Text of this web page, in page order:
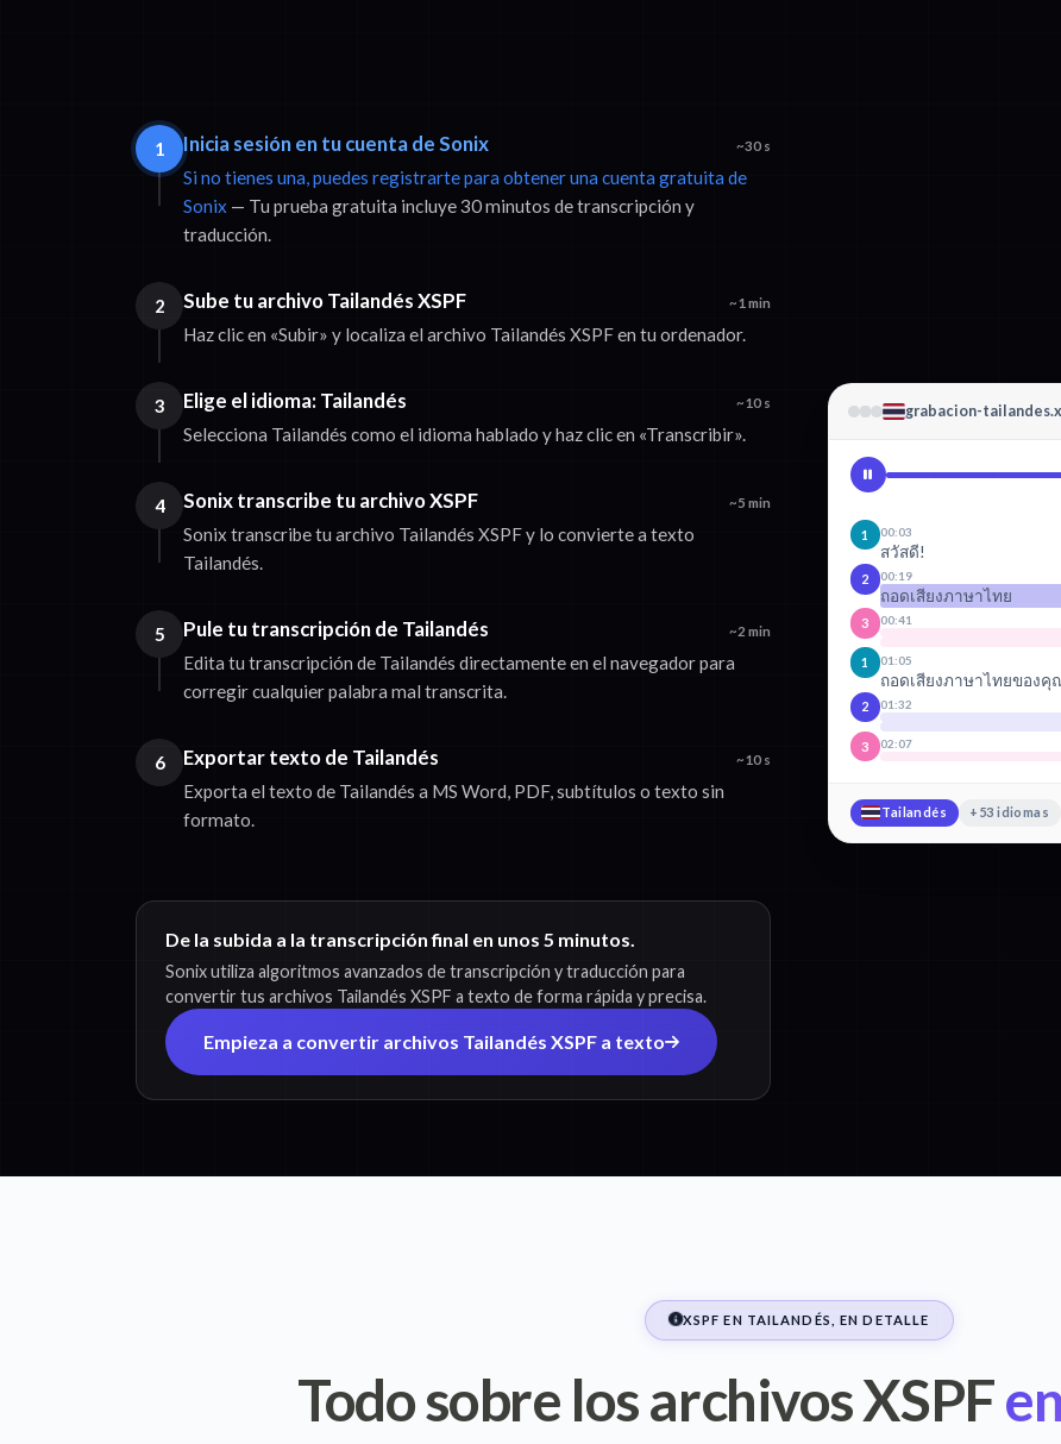
1 Inicia sesión en tu cuenta de Sonix ~30 s
Si no tienes una, puedes registrarte para obtener una cuenta gratuita de
Sonix — Tu prueba gratuita incluye 30 minutos de transcripción y
traducción.
2 Sube tu archivo Tailandés XSPF ~1 min
Haz clic en «Subir» y localiza el archivo Tailandés XSPF en tu ordenador.
3 Elige el idioma: Tailandés ~10 s
Selecciona Tailandés como el idioma hablado y haz clic en «Transcribir».
4 Sonix transcribe tu archivo XSPF ~5 min
Sonix transcribe tu archivo Tailandés XSPF y lo convierte a texto
Tailandés.
5 Pule tu transcripción de Tailandés ~2 min
Edita tu transcripción de Tailandés directamente en el navegador para
corregir cualquier palabra mal transcrita.
6 Exportar texto de Tailandés ~10 s
Exporta el texto de Tailandés a MS Word, PDF, subtítulos o texto sin
formato.
De la subida a la transcripción final en unos 5 minutos.
Sonix utiliza algoritmos avanzados de transcripción y traducción para
convertir tus archivos Tailandés XSPF a texto de forma rápida y precisa.
Empieza a convertir archivos Tailandés XSPF a texto
grabacion-
1 00:03
สวัสดี!
2 00:19
ถอดเสียงภาษาไทย
3 00:41
1 01:05
ถอดเสียงภาษาไทยของ
2 01:32
3 02:07
Tailandés +53 idiomas
XSPF EN TAILANDÉS, EN DETALLE
Todo sobre los archivos XSPF